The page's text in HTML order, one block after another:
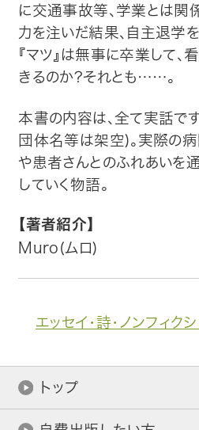
企業情報
に交通事故等、学業とは関
力を注いだ結果、自主退学
『マツ』は無事に卒業して、
きるのか?それとも……。
本書の内容は、全て実話で
団体名等は架空)。実際の
や患者さんとのふれあいを通
していく物語。
【著者紹介】
Muro(ムロ)
エッセイ・詩・ノンフィク
トップ